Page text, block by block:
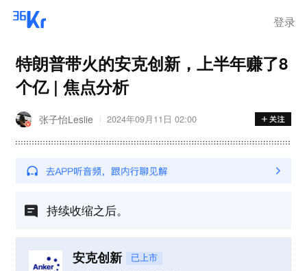
登录
特朗普带火的安克创新，上半年赚了8
个亿 | 焦点分析
张子怡Leslie 2024年09月11日 02:00
持续收缩之后。
安克创新 已上市